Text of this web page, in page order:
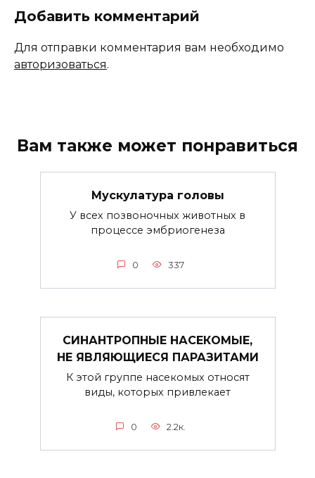
Добавить комментарий
Для отправки комментария вам необходимо
авторизоваться.
Вам также может понравиться
Мускулатура головы
У всех позвоночных животных в
процессе эмбриогенеза
0 337
СИНАНТРОПНЫЕ НАСЕКОМЫЕ,
НЕ ЯВЛЯЮЩИЕСЯ ПАРАЗИТАМИ
К этой группе насекомых относят
виды, которых привлекает
0 2.2к.